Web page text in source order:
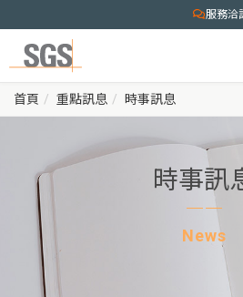
服務洽
首頁 重點訊息 時事訊息
時事訊
News